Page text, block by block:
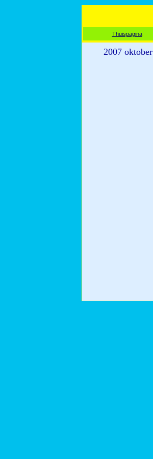
Thuispagina
2007 oktober